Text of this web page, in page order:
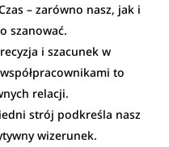
– zarówno nasz, jak i
szanować.
i szacunek w
to
relacji.
strój podkreśla nasz
wizerunek.